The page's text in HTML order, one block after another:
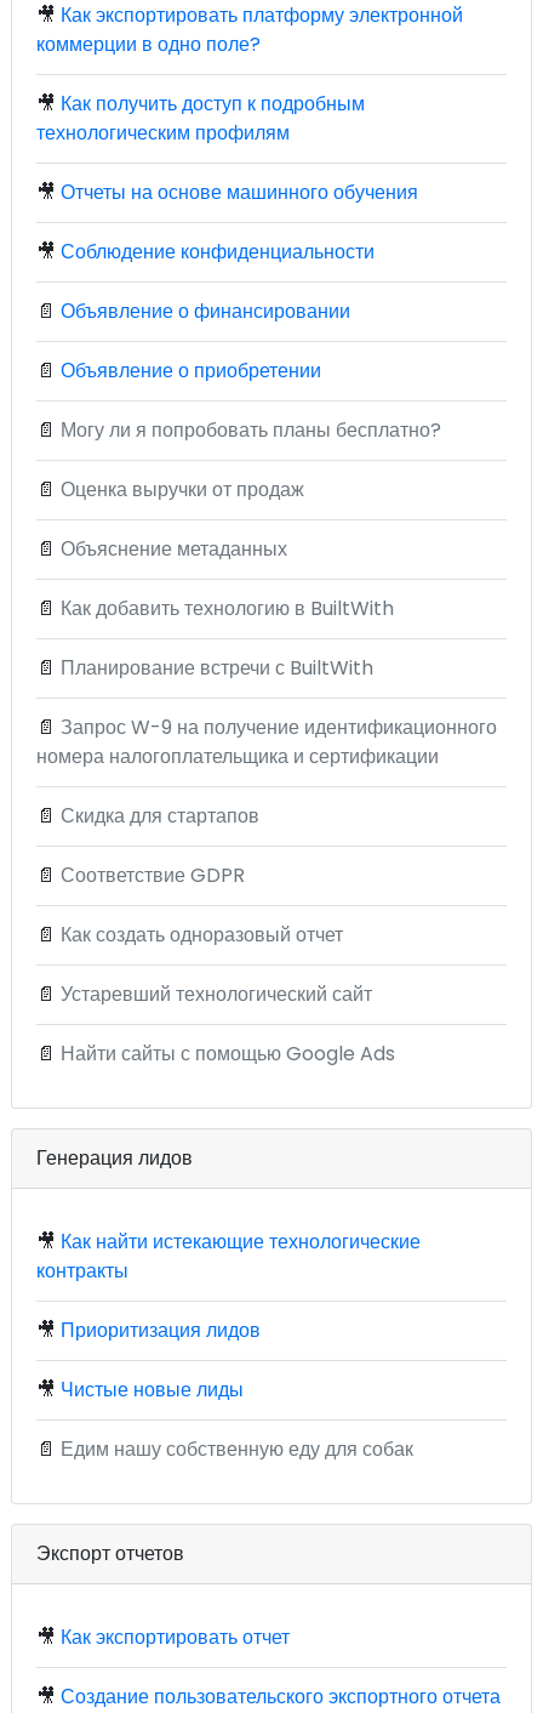
🎥 Как экспортировать платформу электронной
коммерции в одно поле?
🎥 Как получить доступ к подробным
технологическим профилям
🎥 Отчеты на основе машинного обучения
🎥 Соблюдение конфиденциальности
📄 Объявление о финансировании
📄 Объявление о приобретении
📄 Могу ли я попробовать планы бесплатно?
📄 Оценка выручки от продаж
📄 Объяснение метаданных
📄 Как добавить технологию в BuiltWith
📄 Планирование встречи с BuiltWith
📄 Запрос W-9 на получение идентификационного
номера налогоплательщика и сертификации
📄 Скидка для стартапов
📄 Соответствие GDPR
📄 Как создать одноразовый отчет
📄 Устаревший технологический сайт
📄 Найти сайты с помощью Google Ads
Генерация лидов
🎥 Как найти истекающие технологические
контракты
🎥 Приоритизация лидов
🎥 Чистые новые лиды
📄 Едим нашу собственную еду для собак
Экспорт отчетов
🎥 Как экспортировать отчет
🎥 Создание пользовательского экспортного отчета